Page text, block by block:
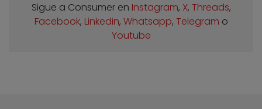
Sigue a Consumer en Instagram, X, Threads,
Facebook, Linkedin, Whatsapp, Telegram o
Youtube